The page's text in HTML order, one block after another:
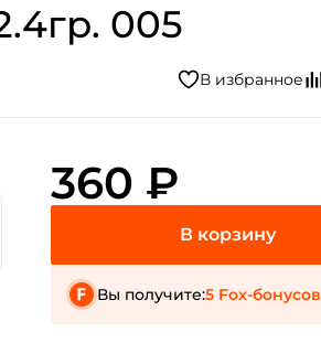
005
360 ₽
Вы получите:5 Fox-бонусов